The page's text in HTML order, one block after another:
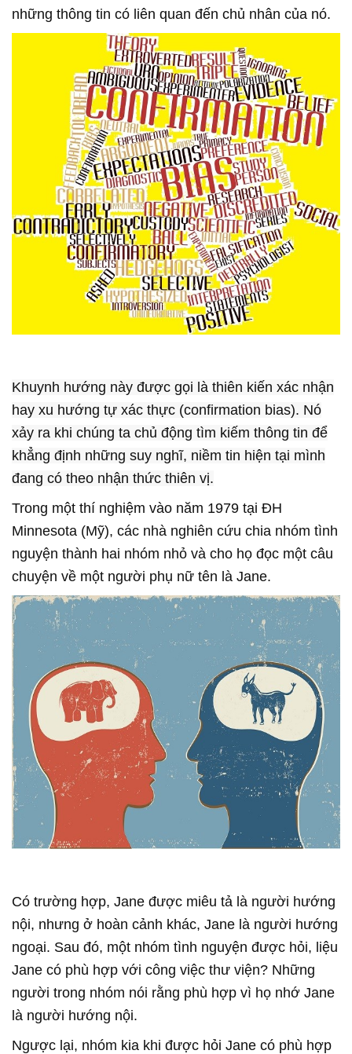
những thông tin có liên quan đến chủ nhân của nó.
Khuynh hướng này được gọi là thiên kiến xác nhận
hay xu hướng tự xác thực (confirmation bias). Nó
xảy ra khi chúng ta chủ động tìm kiếm thông tin để
khẳng định những suy nghĩ, niềm tin hiện tại mình
đang có theo nhận thức thiên vị.
Trong một thí nghiệm vào năm 1979 tại ĐH
Minnesota (Mỹ), các nhà nghiên cứu chia nhóm tình
nguyện thành hai nhóm nhỏ và cho họ đọc một câu
chuyện về một người phụ nữ tên là Jane.
Có trường hợp, Jane được miêu tả là người hướng
nội, nhưng ở hoàn cảnh khác, Jane là người hướng
ngoại. Sau đó, một nhóm tình nguyện được hỏi, liệu
Jane có phù hợp với công việc thư viện? Những
người trong nhóm nói rằng phù hợp vì họ nhớ Jane
là người hướng nội.
Ngược lại, nhóm kia khi được hỏi Jane có phù hợp